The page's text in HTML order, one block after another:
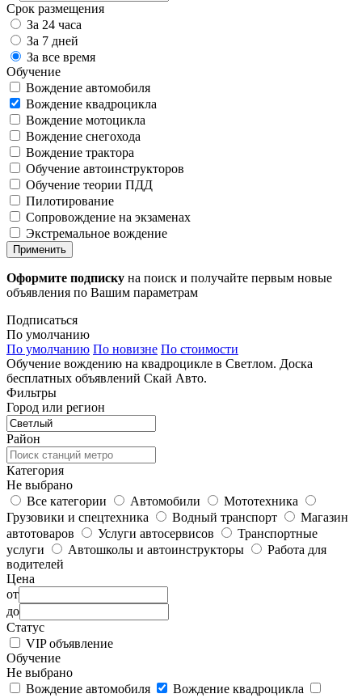
Срок размещения
За 24 часа
За 7 дней
За все время
Обучение
Вождение автомобиля
Вождение квадроцикла
Вождение мотоцикла
Вождение снегохода
Вождение трактора
Обучение автоинструкторов
Обучение теории ПДД
Пилотирование
Сопровождение на экзаменах
Экстремальное вождение
Применить
Оформите подписку на поиск и получайте первым новые
объявления по Вашим параметрам
Подписаться
По умолчанию
По умолчанию По новизне По стоимости
Обучение вождению на квадроцикле в Светлом. Доска
бесплатных объявлений Скай Авто.
Фильтры
Город или регион
Район
Категория
Не выбрано
Все категории
Автомобили
Мототехника
Грузовики и спецтехника
Водный транспорт
Магазин
автотоваров
Услуги автосервисов
Транспортные
услуги
Автошколы и автоинструкторы
Работа для
водителей
Цена
от
до
Статус
VIP объявление
Обучение
Не выбрано
Вождение автомобиля
Вождение квадроцикла